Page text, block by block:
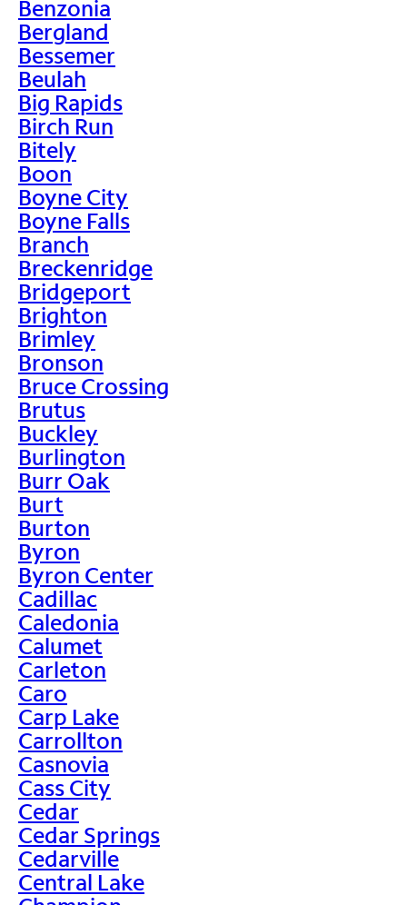
Benzonia
Bergland
Bessemer
Beulah
Big Rapids
Birch Run
Bitely
Boon
Boyne City
Boyne Falls
Branch
Breckenridge
Bridgeport
Brighton
Brimley
Bronson
Bruce Crossing
Brutus
Buckley
Burlington
Burr Oak
Burt
Burton
Byron
Byron Center
Cadillac
Caledonia
Calumet
Carleton
Caro
Carp Lake
Carrollton
Casnovia
Cass City
Cedar
Cedar Springs
Cedarville
Central Lake